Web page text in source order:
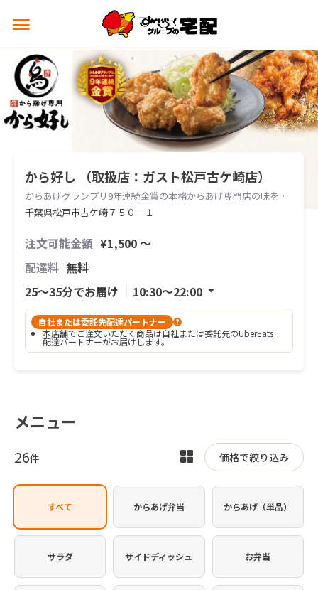
メ
ュ
ー
を
開
く
から好し （取扱店：ガスト松戸古ケ崎店）
からあげグランプリ9年連続金賞の本格からあげ専門店の味をお届けします。
千葉県松戸市古ケ崎７５０－１
注文可能金額 ¥1,500 〜
配達料 無料
25〜35分でお届け
10:30〜22:00
自社または委託先配達パートナー ?
本店舗でご注文いただく商品は自社または委託先のUberEats
配達パートナーがお届けします。
メニュー
26件
表
を
り
価格で絞り込み
すべて からあげ弁当 からあげ（単品）
サラダ サイドディッシュ お弁当